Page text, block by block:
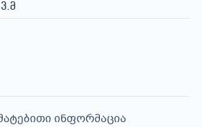
ინფორმაცია